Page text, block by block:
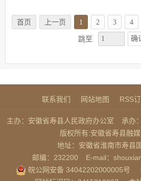
首页 上一页 1 2 3 4
跳至 确
联系我们 网站地图 RSS
主办：安徽省寿县人民政府办公室
承办
版权所有:安徽省寿县融
地址：安徽省淮南市寿县
邮编：232200
E-mail：
皖公网安备 34042202000005号